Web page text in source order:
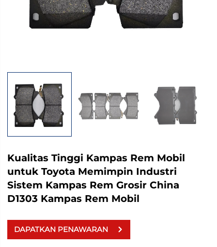
Kualitas Tinggi Kampas Rem Mobil
untuk Toyota Memimpin Industri
Sistem Kampas Rem Grosir China
D1303 Kampas Rem Mobil
DAPATKAN PENAWARAN